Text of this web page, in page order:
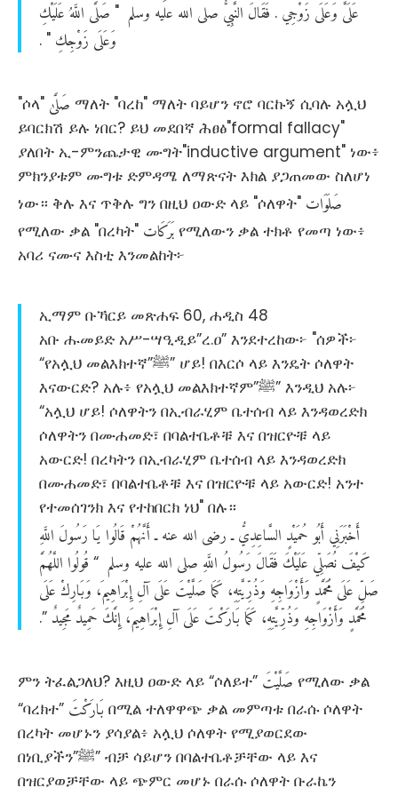
عَلَىَّوَعَلَىزَوْجِي ‏.‏ فَقَالَالنَّبِيُّصلىاللهعليهوسلم ‏ "‏ صَلَّىاللَّهُعَلَيْكِ
وَعَلَىزَوْجِكِ ‏"‏ ‏.‏
"ሶላ" صَلَّىٰ ማለት "ባረከ" ማለት ባይሆን ኖሮ ባርኩኝ ሲባሉ አሏህ
ይባርክሽ ይሉ ነበር? ይህ መደበኛ ሕፀፅ"formal fallacy"
ያለበት ኢ-ምንጨታዊ ሙግት"inductive argument" ነው፥
ምክንያቱም ሙግቱ ድምዳሜ ለማጽናት እክል ያጋጠመው ስለሆነ
ነው። ቅሉ እና ጥቅሉ ግን በዚህ ዐውድ ላይ "ሶለዋት" صَلَوَات
የሚለው ቃል "በረካት" بَرَكَات የሚለውን ቃል ተክቶ የመጣ ነው፥
አባሪ ናሙና እስቲ እንመልከት፦
ኢማም ቡኻርይ መጽሐፍ 60, ሐዲስ 48
አቡ ሑመይድ አሥ-ሣዒዲይ”ረ.ዐ” እንደተረከው፦ "ሰዎች፦
“የአሏህ መልእክተኛ”ﷺ” ሆይ! በእርሶ ላይ እንዴት ሶለዋት
እናውርድ? አሉ፥ የአሏህ መልእክተኛም”ﷺ” እንዲህ አሉ፦
“አሏህ ሆይ! ሶለዋትን በኢብራሂም ቤተሰብ ላይ እንዳወረድክ
ሶለዋትን በሙሐመድ፣ በባልተቤቶቹ እና በዝርዮቹ ላይ
አውርድ! በረካትን በኢብራሂም ቤተሰብ ላይ እንዳወረድክ
በሙሐመድ፣ በባልተቤቶቹ እና በዝርዮቹ ላይ አውርድ! አንተ
የተመሰገንክ እና የተከበርክ ነህ" በሉ።
أَخْبَرَنِيأَبُو حُمَيْدٍالسَّاعِدِيُّـرضىاللهعنهـأَنَّهُمْقَالُوايَارَسُولَاللَّهِ
كَيْفَنُصَلِّيعَلَيْكَفَقَالَرَسُولُاللَّهِصلىاللهعليهوسلم ‏ “‏ قُولُوااللَّهُمَّ
صَلِّعَلَىمُحَمَّدٍوَأَزْوَاجِهِوَذُرِّيَّتِهِ،كَمَاصَلَّيْتَعَلَىآلِإِبْرَاهِيمَ،وَبَارِكْعَلَى
مُحَمَّدٍوَأَزْوَاجِهِوَذُرِّيَّتِهِ،كَمَابَارَكْتَعَلَىآلِإِبْرَاهِيمَ،إِنَّكَحَمِيدٌمَجِيدٌ ‏”‌‏.‏
ምን ትፈልጋለህ? እዚህ ዐውድ ላይ “ሶለይተ” صَلَّيْتَ የሚለው ቃል
“ባረክተ” بَارَكْتَ በሚል ተለዋዋጭ ቃል መምጣቱ በራሱ ሶለዋት
በረካት መሆኑን ያሳያል፥ አሏህ ሶለዋት የሚያወርደው
በነቢያችን”ﷺ” ብቻ ሳይሆን በባልተቤቶቻቸው ላይ እና
በዝርያወቻቸው ላይ ጭምር መሆኑ በራሱ ሶለዋት ቡራኬን